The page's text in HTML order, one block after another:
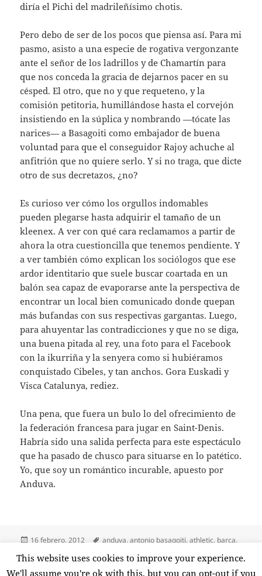
diría el Pichi del madrileñísimo chotis.
Pero debo de ser de los pocos que piensa así. Para mi
pasmo, asisto a una especie de rogativa vergonzante
ante el señor de los ladrillos y de Chamartín para
que nos conceda la gracia de dejarnos pacer en su
césped. El otro, que no y que requeteno, y la
comisión petitoria, humillándose hasta el corvejón
insistiendo en la súplica y nombrando —tócate las
narices— a Basagoiti como embajador de buena
voluntad para que el conseguidor Rajoy achuche al
anfitrión que no quiere serlo. Y si no traga, que dicte
otro de sus decretazos, ¿no?
Es curioso ver cómo los orgullos indomables
pueden plegarse hasta adquirir el tamaño de un
kleenex. A ver con qué cara reclamamos a partir de
ahora la otra cuestioncilla que tenemos pendiente. Y
a ver también cómo explican los sociólogos que ese
ardor identitario que suele buscar coartada en un
balón sea capaz de evaporarse ante la perspectiva de
encontrar un local bien comunicado donde quepan
más bufandas con sus respectivas gargantas. Luego,
para ahuyentar las contradicciones y que no se diga,
una buena pitada al rey, una foto para el Facebook
con la ikurriña y la senyera como si hubiéramos
conquistado Cibeles, y tan anchos. Gora Euskadi y
Visca Catalunya, rediez.
Una pena, que fuera un bulo lo del ofrecimiento de
la federación francesa para jugar en Saint-Denis.
Habría sido una salida perfecta para este espectáculo
que ha pasado de chusco para situarse en lo patético.
Yo, que soy un romántico incurable, apuesto por
Anduva.
Publicado
16 febrero, 2012 Etiquetas
anduva,antonio basagoiti,athletic, barça,
madrid,santiago bernabéu 22 comentariosen Una final sin principios
This website uses cookies to improve your experience.
We'll assume you're ok with this, but you can opt-out if you